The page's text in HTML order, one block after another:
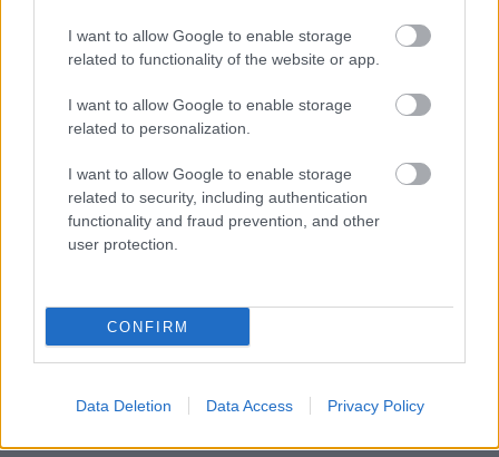
I want to allow Google to enable storage
related to functionality of the website or app.
I want to allow Google to enable storage
related to personalization.
I want to allow Google to enable storage
related to security, including authentication
functionality and fraud prevention, and other
user protection.
CONFIRM
Data Deletion Data Access Privacy Policy
Kerti kényelem
és autóvédelem:
A legjobb nyitott
kocsibeállók
...